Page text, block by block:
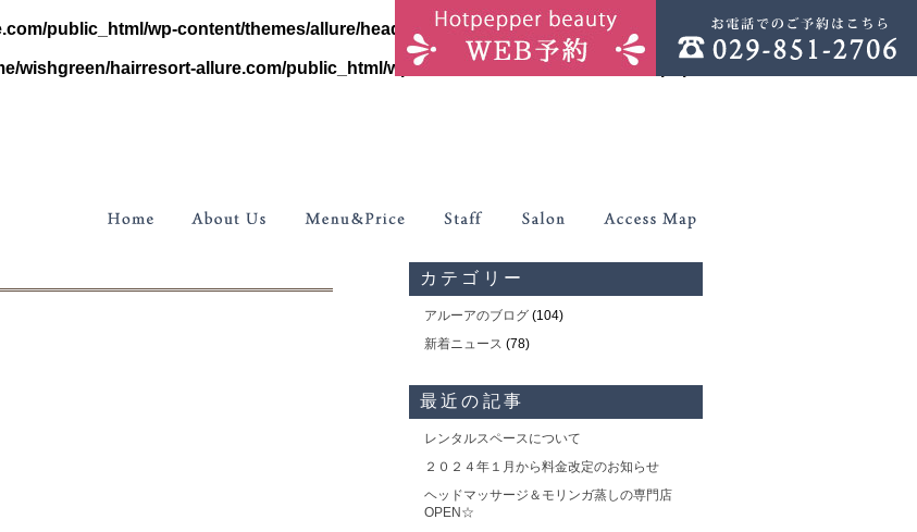
public_html/wp-content/themes/allure/header.phpon line86
wishgreen/hairresort-allure.com/public_html/wp-content/themes/allure/header.php
カテゴリー
アルーアのブログ(104)
新着ニュース (78)
最近の記事
レンタルスペースについて
２０２４年１月から料金改定のお知らせ
ヘッドマッサージ＆モリンガ蒸しの専門店
OPEN☆